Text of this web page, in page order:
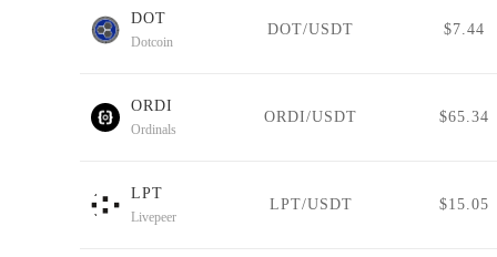
DOT
Dotcoin
DOT/USDT $7.44
ORDI
Ordinals
ORDI/USDT $65.34
LPT
Livepeer
LPT/USDT $15.05